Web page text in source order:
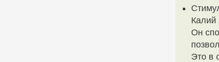
Калий
Он
Это в